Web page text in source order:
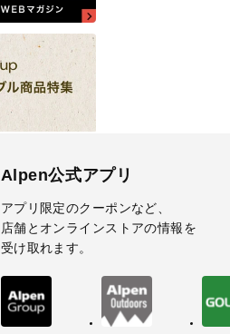
Alpen公式アプリ
アプリ限定のクーポンなど、
店舗とオンラインストアの情報を
受け取れます。